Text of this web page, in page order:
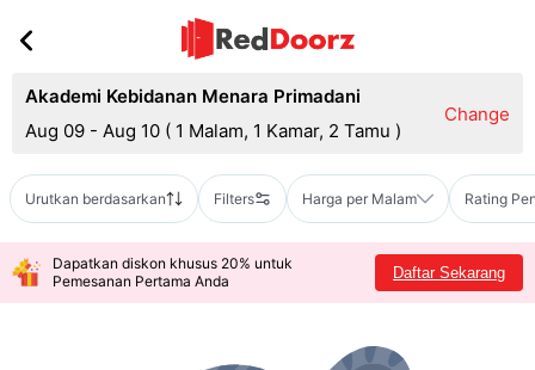
Akademi Kebidanan Menara Primadani
Aug 09 - Aug 10 ( 1 Malam, 1 Kamar, 2 Tamu )
Change
Urutkan berdasarkan Filters Harga per Malam Rating
Dapatkan diskon khusus 20% untuk
Pemesanan Pertama Anda
Daftar Sekarang